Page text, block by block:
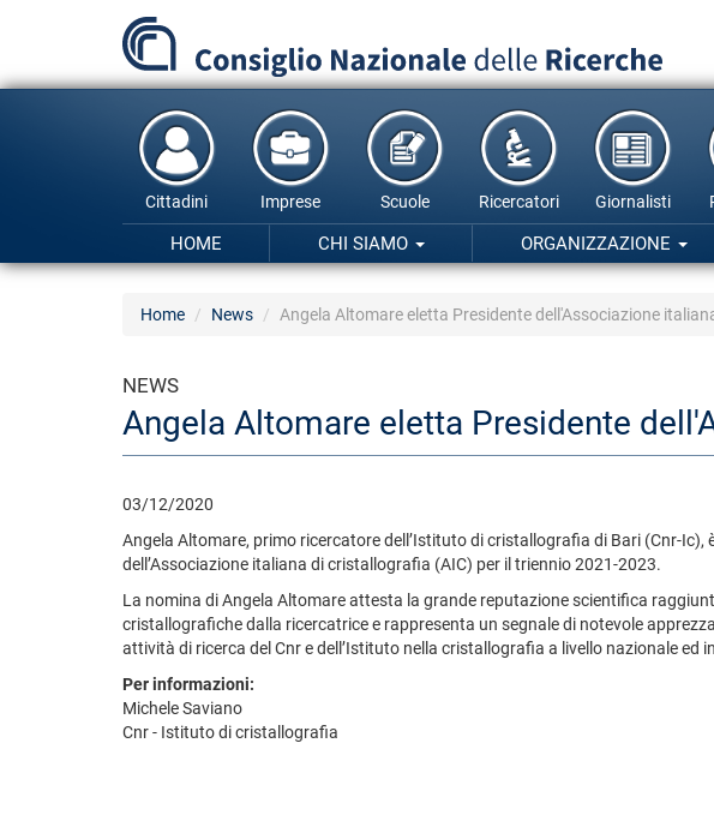
principale
Cittadini Imprese Scuole Ricercatori Giornalisti
HOME CHI SIAMO ORGANIZZAZIONE
Home News Angela Altomare eletta Presidente dell'Associazione
NEWS
Angela Altomare eletta Presidente
03/12/2020
Angela Altomare, primo ricercatore dell’Istituto di cristallografia di Bari (Cnr-Ic),
dell’Associazione italiana di cristallografia (AIC) per il triennio 2021-2023.
La nomina di Angela Altomare attesta la grande reputazione scientifica
cristallografiche dalla ricercatrice e rappresenta un segnale di notevole
attività di ricerca del Cnr e dell’Istituto nella cristallografia a livello nazionale ed
Per informazioni:
Michele Saviano
Cnr - Istituto di cristallografia